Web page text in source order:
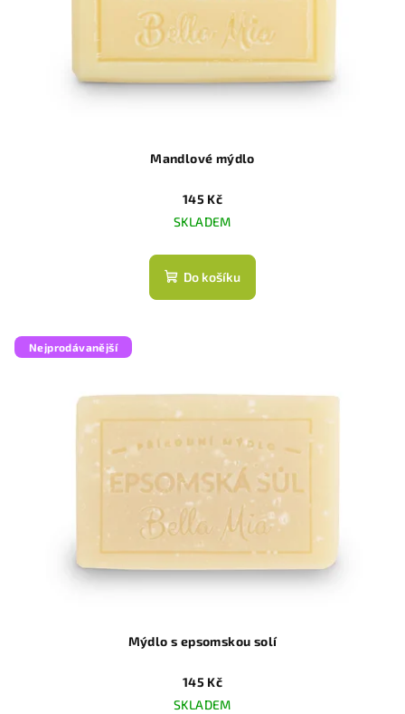
Mandlové mýdlo
145 Kč
SKLADEM
Do košíku
Nejprodávanější
Mýdlo s epsomskou solí
145 Kč
SKLADEM